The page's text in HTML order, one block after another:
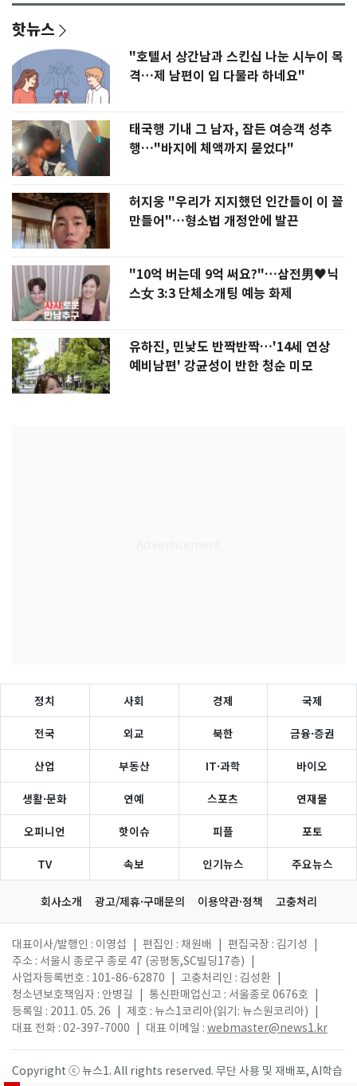
핫뉴스
"호텔서 상간남과 스킨십 나눈 시누이 목
격…제 남편이 입 다물라 하네요"
태국행 기내 그 남자, 잠든 여승객 성추
행…"바지에 체액까지 묻었다"
허지웅 "우리가 지지했던 인간들이 이 꼴
만들어"…형소법 개정안에 발끈
"10억 버는데 9억 써요?"…삼전男♥닉
스女 3:3 단체소개팅 예능 화제
유하진, 민낯도 반짝반짝…'14세 연상
예비남편' 강균성이 반한 청순 미모
정치 사회 경제 국제
전국 외교 북한 금융·증권
산업 부동산 IT·과학 바이오
생활·문화 연예 스포츠 연재물
오피니언 핫이슈 피플 포토
TV 속보 인기뉴스 주요뉴스
회사소개 광고/제휴·구매문의 이용약관·정책 고충처리
대표이사/발행인 : 이영섭 편집인 : 채원배 편집국장 : 김기성
주소 : 서울시 종로구 종로 47 (공평동,SC빌딩17층)
사업자등록번호 : 101-86-62870
고충처리인 : 김성환
청소년보호책임자 : 안병길
통신판매업신고 : 서울종로 0676호
등록일 : 2011. 05. 26
제호 : 뉴스1코리아(읽기: 뉴스원코리아)
대표 전화 : 02-397-7000
대표 이메일 : webmaster@news1.kr
Copyright ⓒ 뉴스1. All rights reserved. 무단 사용 및 재배포, AI학습